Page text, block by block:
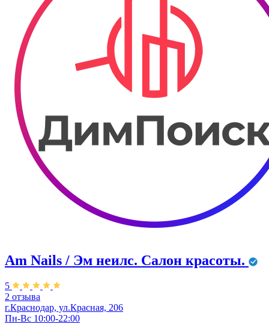
Am Nails / Эм неилс. Салон красоты.
5
2 отзыва
г.Краснодар, ул.Красная, 206
Пн-Вс 10:00-22:00